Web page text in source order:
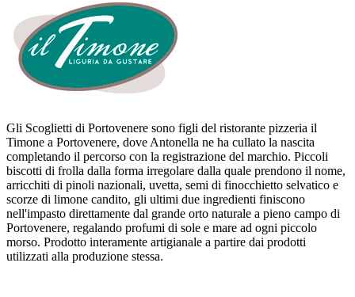
Gli Scoglietti di Portovenere sono figli del ristorante pizzeria il
Timone a Portovenere, dove Antonella ne ha cullato la nascita
completando il percorso con la registrazione del marchio. Piccoli
biscotti di frolla dalla forma irregolare dalla quale prendono il nome,
arricchiti di pinoli nazionali, uvetta, semi di finocchietto selvatico e
scorze di limone candito, gli ultimi due ingredienti finiscono
nell'impasto direttamente dal grande orto naturale a pieno campo di
Portovenere, regalando profumi di sole e mare ad ogni piccolo
morso. Prodotto interamente artigianale a partire dai prodotti
utilizzati alla produzione stessa.